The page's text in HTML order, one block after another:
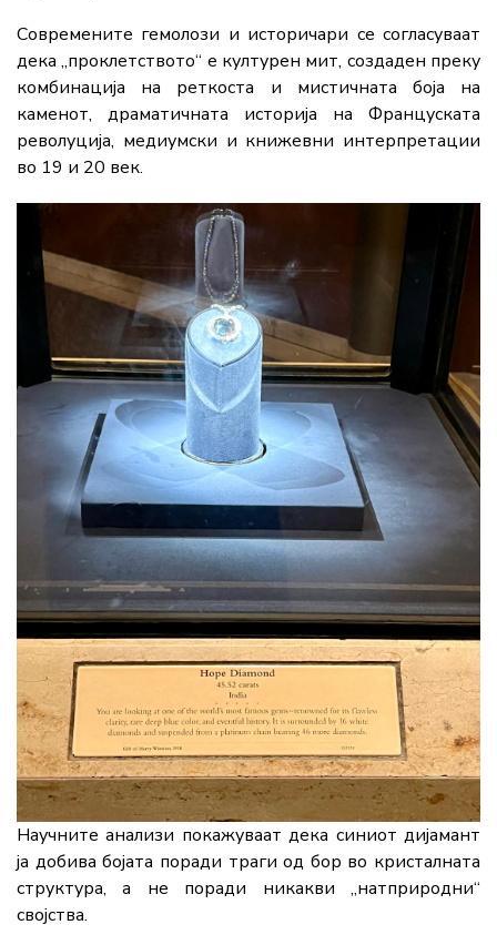
Современите гемолози и историчари се согласуваат
дека „проклетството“ е културен мит, создаден преку
комбинација на реткоста и мистичната боја на
каменот, драматичната историја на Француската
револуција, медиумски и книжевни интерпретации
во 19 и 20 век.
Научните анализи покажуваат дека синиот дијамант
ја добива бојата поради траги од бор во кристалната
структура, а не поради никакви „натприродни“
својства.